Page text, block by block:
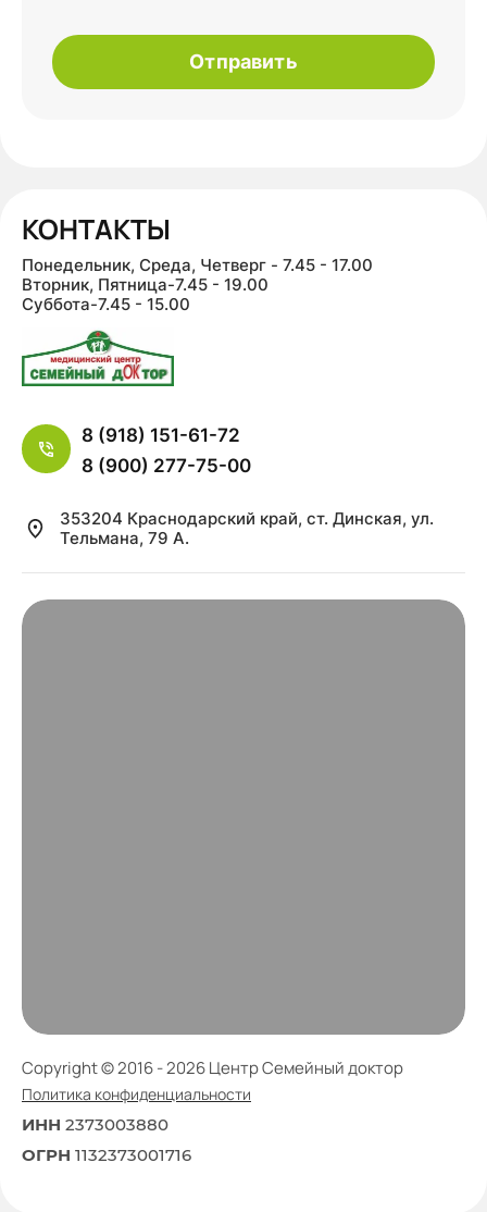
Отправить
КОНТАКТЫ
Понедельник, Среда, Четверг - 7.45 - 17.00
Вторник, Пятница-7.45 - 19.00
Суббота-7.45 - 15.00
8 (918) 151-61-72
8 (900) 277-75-00
353204 Краснодарский край, ст. Динская, ул.
Тельмана, 79 А.
Copyright © 2016 - 2026 Центр Семейный доктор
Политика конфиденциальности
ИНН 2373003880
ОГРН 1132373001716